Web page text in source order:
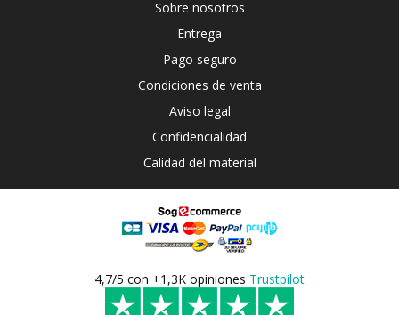
Sobre nosotros
Entrega
Pago seguro
Condiciones de venta
Aviso legal
Confidencialidad
Calidad del material
4,7/5 con +1,3K opiniones Trustpilot